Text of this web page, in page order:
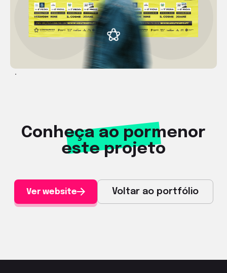
Conheça ao pormenor
este projeto
Ver website Voltar ao portfólio